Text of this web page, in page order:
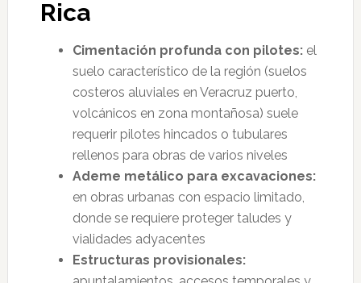
Rica
Cimentación profunda con pilotes:el
suelo característico de la región (suelos
costeros aluviales en Veracruz puerto,
volcánicos en zona montañosa) suele
requerir pilotes hincados o tubulares
rellenos para obras de varios niveles
Ademe metálico para excavaciones:
en obras urbanas con espacio limitado,
donde se requiere proteger taludes y
vialidades adyacentes
Estructuras provisionales: